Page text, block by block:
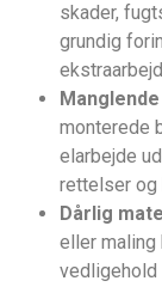
skader,
grundig
monterede
elarbejde
rettelser og
Dårlig
eller maling